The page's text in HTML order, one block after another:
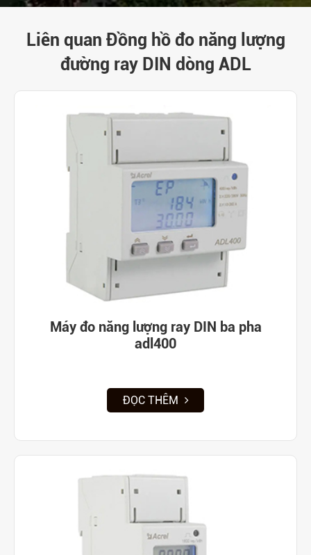
Liên quan Đồng hồ đo năng lượng
đường ray DIN dòng ADL
Máy đo năng lượng ray DIN ba pha
adl400
ĐỌC THÊM